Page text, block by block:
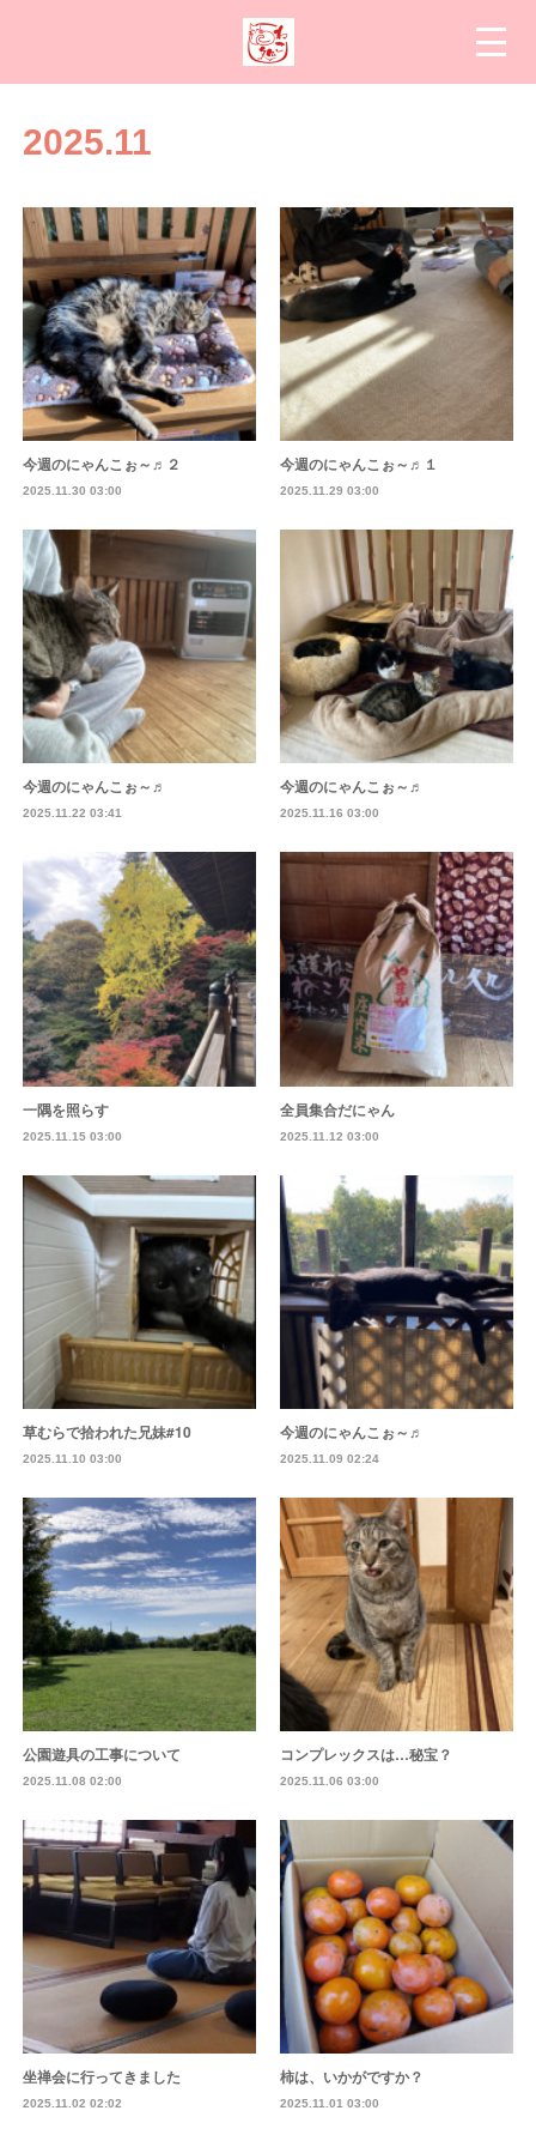
2025.11
今週のにゃんこぉ～♬２
2025.11.30 03:00
今週のにゃんこぉ～♬１
2025.11.29 03:00
今週のにゃんこぉ～♬
2025.11.22 03:41
今週のにゃんこぉ～♬
2025.11.16 03:00
一隅を照らす
2025.11.15 03:00
全員集合だにゃん
2025.11.12 03:00
草むらで拾われた兄妹#10
2025.11.10 03:00
今週のにゃんこぉ～♬
2025.11.09 02:24
公園遊具の工事について
2025.11.08 02:00
コンプレックスは…秘宝？
2025.11.06 03:00
坐禅会に行ってきました
2025.11.02 02:02
柿は、いかがですか？
2025.11.01 03:00